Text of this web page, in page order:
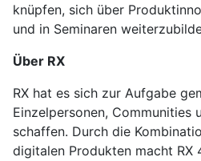
knüpfen, sich über
und in Seminaren
Über RX
RX hat es sich zur Aufgabe
Einzelpersonen, Communities
schaffen. Durch die
digitalen Produkten macht RX